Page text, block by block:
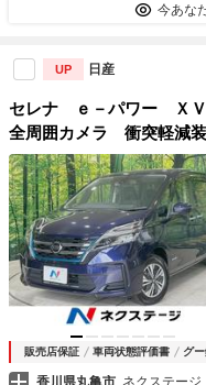
今あな
UP 日産
セレナ ｅ－パワー Ｘ
全周囲カメラ 衝突軽減
ルーズ ドラレコ ビル
サー スマートキー ＬＥ
販売店保証 車両状態評価書 グ
香川県丸亀市 ネクステー